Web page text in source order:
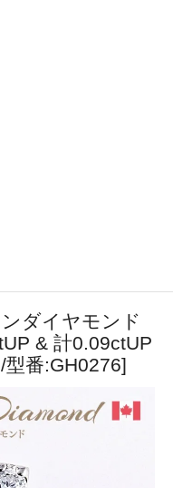
ダイヤモンド
& 計0.09ctUP
番:GH0276]